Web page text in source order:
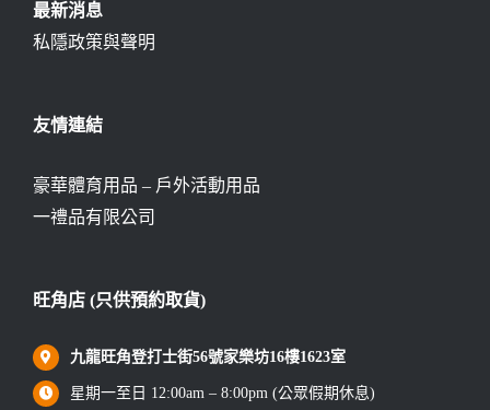
最新消息
私隱政策與聲明
友情連結
豪華體育用品 – 戶外活動用品
一禮品有限公司
旺角店 (只供預約取貨)
九龍旺角登打士街56號家樂坊16樓1623室
星期一至日 12:00am – 8:00pm (公眾假期休息)